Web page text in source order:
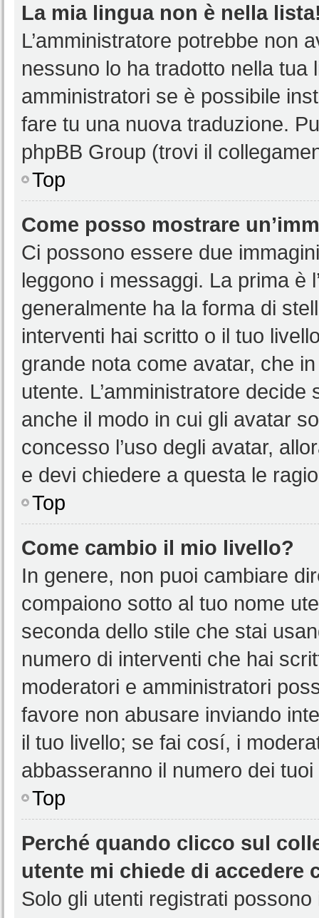
La mia lingua non è nella
L’amministratore potrebbe non
nessuno lo ha tradotto nella tua
amministratori se è possibile
fare tu una nuova traduzione.
phpBB Group (trovi il
Top
Come posso mostrare
Ci possono essere due
leggono i messaggi. La prima è
generalmente ha la forma di
interventi hai scritto o il tuo
grande nota come avatar, che
utente. L’amministratore
anche il modo in cui gli avatar
concesso l’uso degli avatar,
e devi chiedere a questa le
Top
Come cambio il mio livello?
In genere, non puoi cambiare
compaiono sotto al tuo nome
seconda dello stile che stai
numero di interventi che hai
moderatori e amministratori
favore non abusare inviando
il tuo livello; se fai cosí, i
abbasseranno il numero dei
Top
Perché quando clicco sul
utente mi chiede di accedere
Solo gli utenti registrati